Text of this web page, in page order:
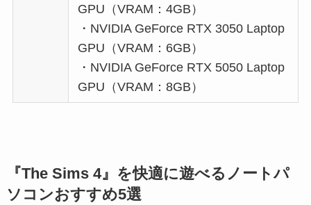
GPU（VRAM：4GB）
・NVIDIA GeForce RTX 3050 Laptop
GPU（VRAM：6GB）
・NVIDIA GeForce RTX 5050 Laptop
GPU（VRAM：8GB）
『The Sims 4』を快適に遊べるノートパ
ソコンおすすめ5選